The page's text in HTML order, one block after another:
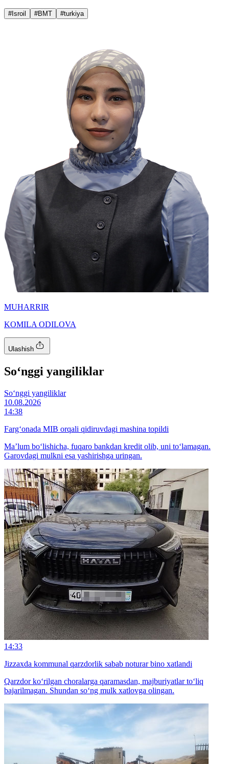
#Isroil #BMT #turkiya
MUHARRIR
KOMILA ODILOVA
Ulashish
So‘nggi yangiliklar
So‘nggi yangiliklar
10.08.2026
14:38
Farg‘onada MIB orqali qidiruvdagi mashina topildi
Maʼlum bo‘lishicha, fuqaro bankdan kredit olib, uni to‘lamagan.
Garovdagi mulkni esa yashirishga uringan.
14:33
Jizzaxda kommunal qarzdorlik sabab noturar bino xatlandi
Qarzdor ko‘rilgan choralarga qaramasdan, majburiyatlar to‘liq
bajarilmagan. Shundan so‘ng mulk xatlovga olingan.